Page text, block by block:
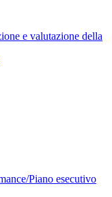
e valutazione della
Piano esecutivo